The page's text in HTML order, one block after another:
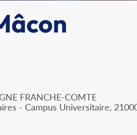
FRANCHE-COMTE
- Campus Universitaire,